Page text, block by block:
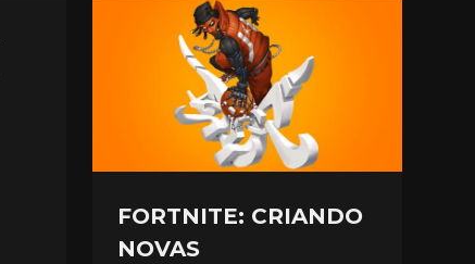
FORTNITE: CRIANDO
NOVAS